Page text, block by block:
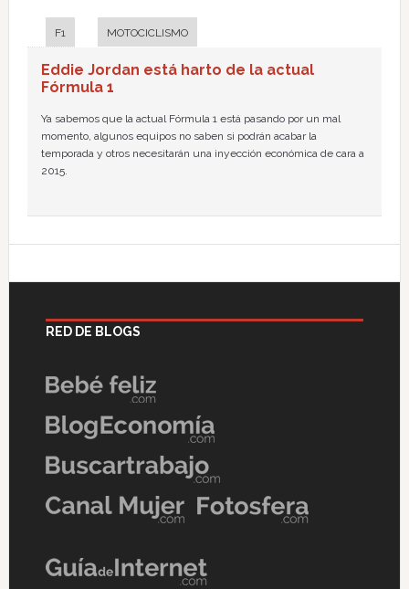
F1 MOTOCICLISMO
Eddie Jordan está harto de la actual
Fórmula 1
Ya sabemos que la actual Fórmula 1 está pasando por un mal
momento, algunos equipos no saben si podrán acabar la
temporada y otros necesitarán una inyección económica de cara a
2015.
RED DE BLOGS